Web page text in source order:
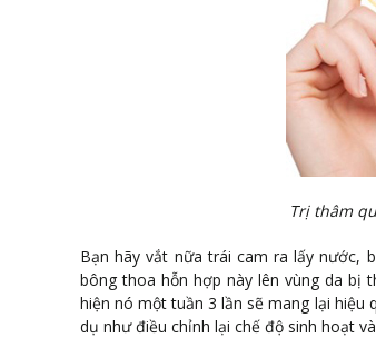
Trị thâm
Bạn hãy vắt nữa trái cam ra lấy nước,
bông thoa hỗn hợp này lên vùng da bị
hiện nó một tuần 3 lần sẽ mang lại hiệu
dụ như điều chỉnh lại chế độ sinh hoạt